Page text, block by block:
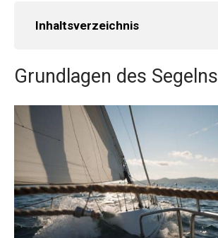
Inhaltsverzeichnis
Grundlagen des Segelns